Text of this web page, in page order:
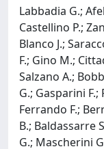
Labbadia G.;
Castellino P.;
Blanco J.;
F.; Gino M.;
Salzano A.;
G.; Gasparini
Ferrando F.;
B.; Baldassarre
G.; Mascherini